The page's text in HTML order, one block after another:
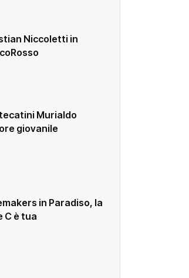
Niccoletti in
Murialdo
giovanile
in Paradiso, la
C è tua